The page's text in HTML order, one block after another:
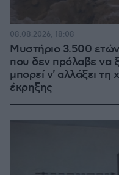
Μυστήριο 3.500
που δεν πρόλαβε να
μπορεί ν' αλλάξει τη
έκρηξης
08.08.2026, 18:08